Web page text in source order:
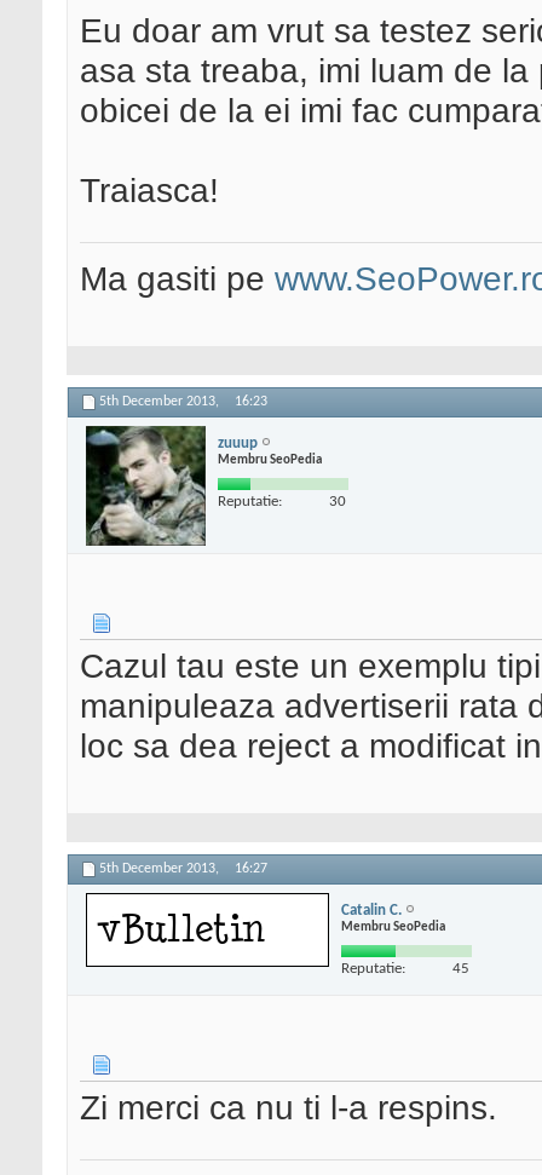
Eu doar am vrut sa testez
asa sta treaba, imi luam de
obicei de la ei imi fac
Traiasca!
Ma gasiti pe
5th December 2013, 16:23
zuuup
Membru SeoPedia
Reputatie: 30
Cazul tau este un exemplu
manipuleaza advertiserii rata
loc sa dea reject a modificat
5th December 2013, 16:27
Catalin C.
Membru SeoPedia
Reputatie: 45
Zi merci ca nu ti l-a respins.